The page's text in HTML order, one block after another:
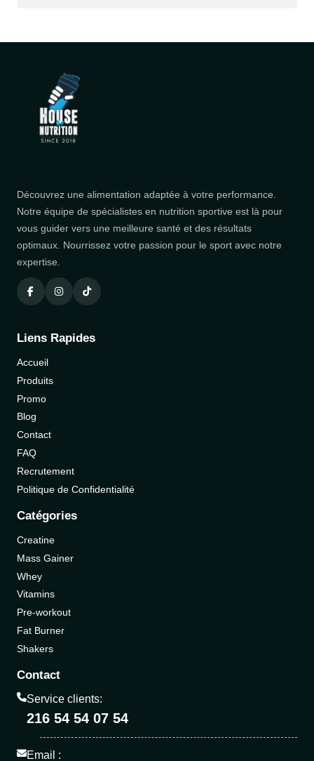
Découvrez une alimentation adaptée à votre performance.
Notre équipe de spécialistes en nutrition sportive est là pour
vous guider vers une meilleure santé et des résultats
optimaux. Nourrissez votre passion pour le sport avec notre
expertise.
Liens Rapides
Accueil
Produits
Promo
Blog
Contact
FAQ
Recrutement
Politique de Confidentialité
Catégories
Creatine
Mass Gainer
Whey
Vitamins
Pre-workout
Fat Burner
Shakers
Contact
Service clients:
216 54 54 07 54
Email :